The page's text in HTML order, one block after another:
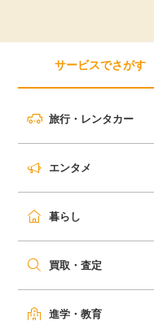
GMOポイ活の使い方
ヘルプセンター
サービスでさがす
旅行・レンタカー
エンタメ
暮らし
買取・査定
進学・教育